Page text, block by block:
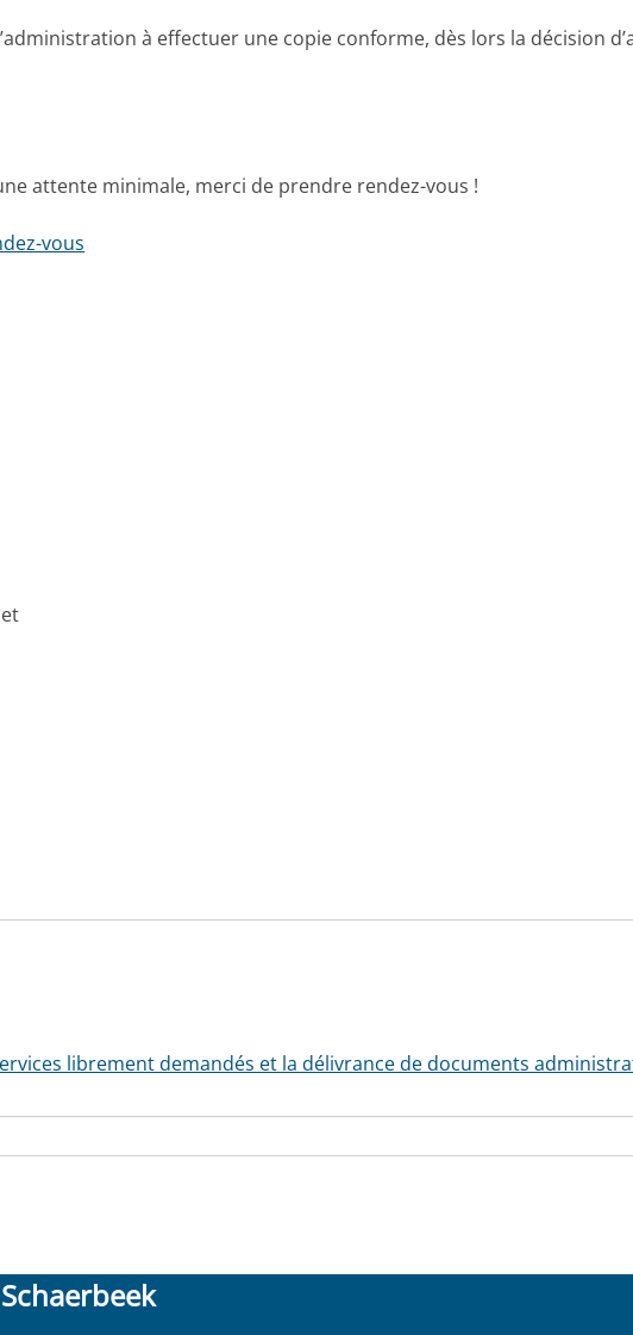
à effectuer une copie conforme, dès lors la décision
attente minimale, merci de prendre rendez-vous !
vous
librement demandés et la délivrance de documents